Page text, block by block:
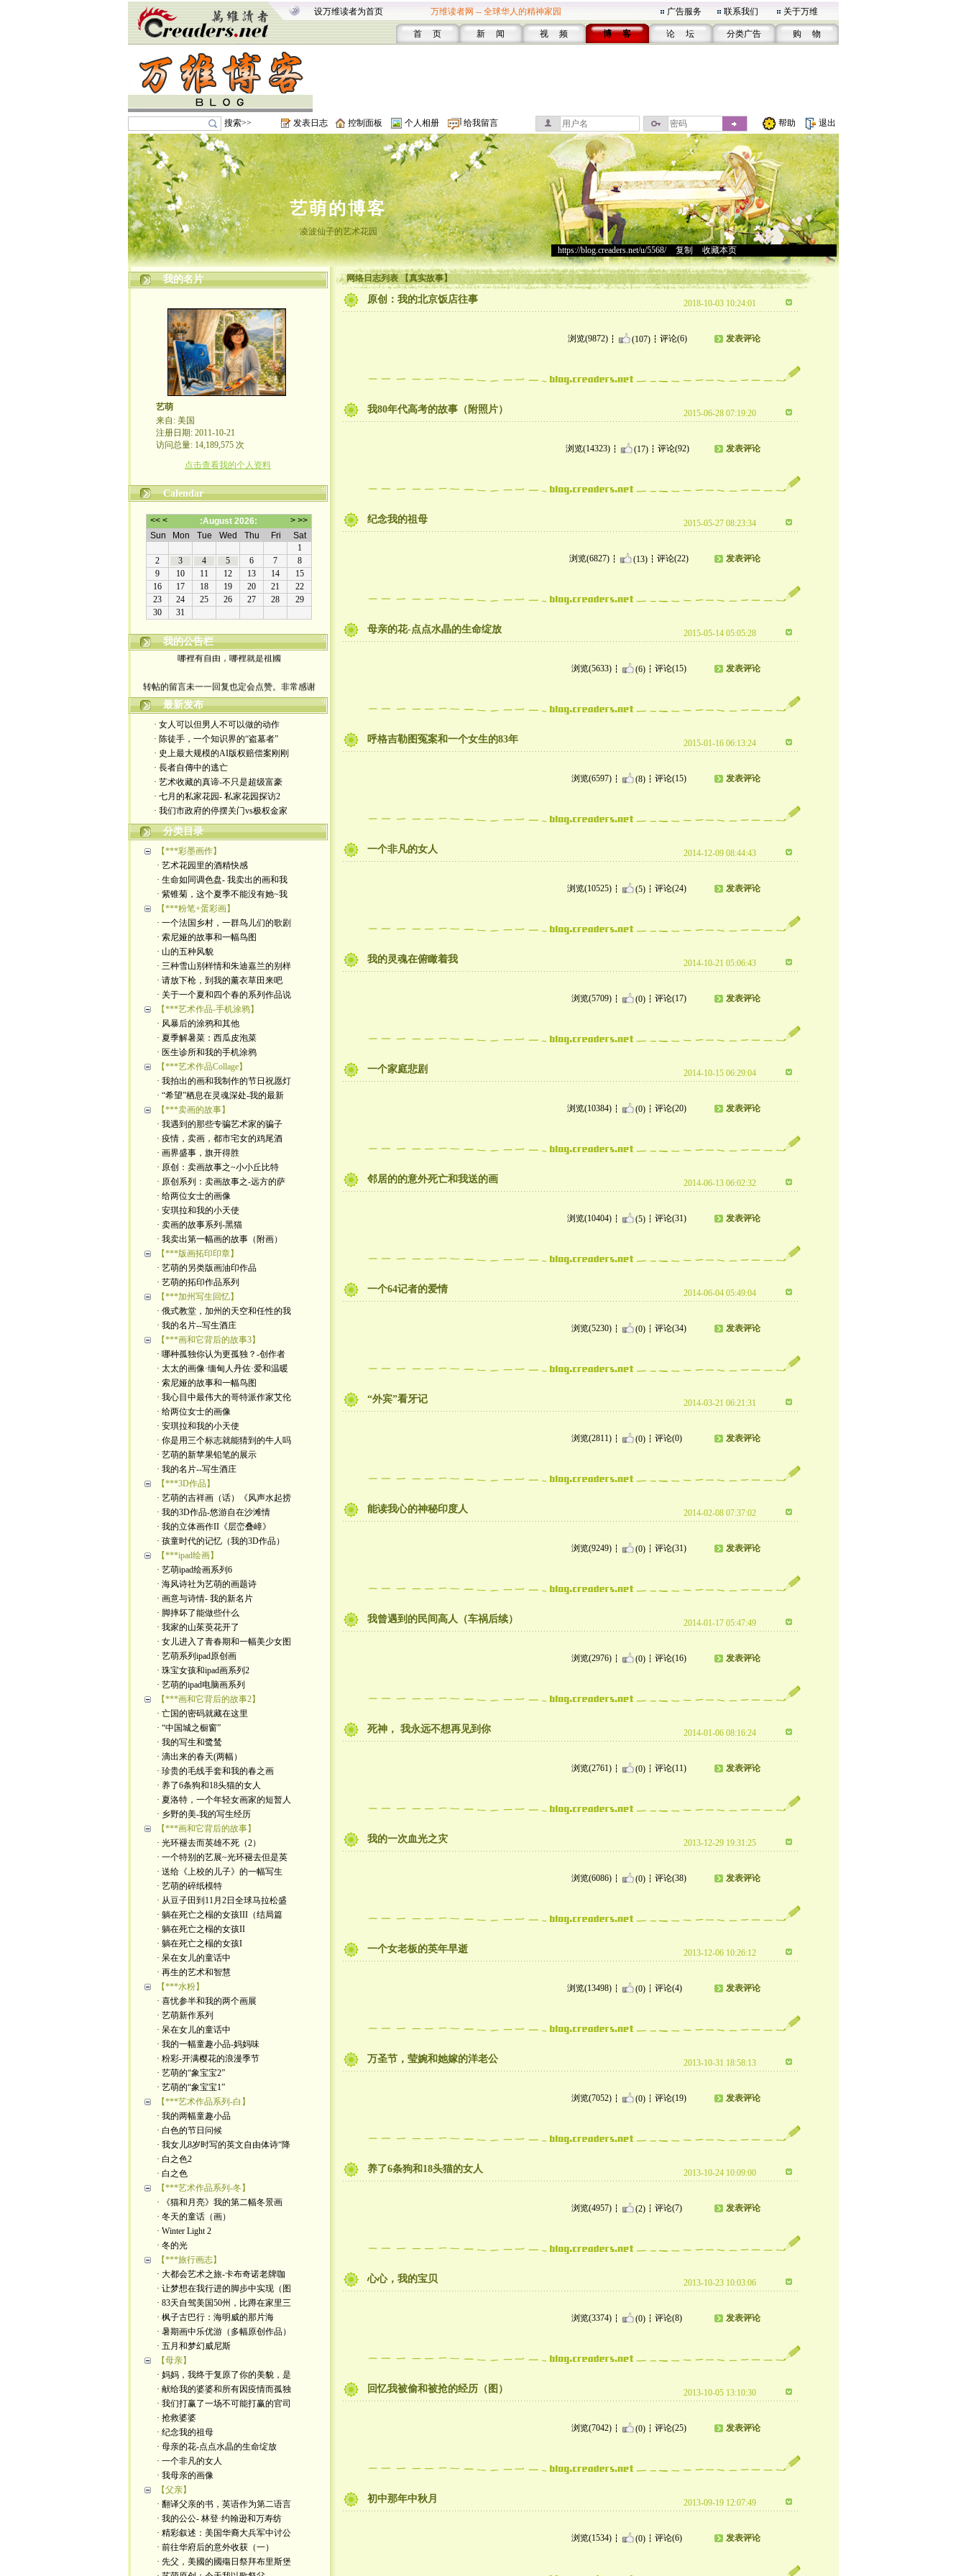
设万维读者为首页 万维读者网 -- 全球华人的精神家园 广告服务 联系我们 关于万维
首 页 新 闻 视 频 博 客 论 坛 分类广告 购 物
搜索>> 发表日志 控制面板 个人相册 给我留言 帮助 退出
艺萌的博客
凌波仙子的艺术花园
https://blog.creaders.net/u/5568/> 复制 收藏本页
我的名片
艺萌
来自: 美国
注册日期: 2011-10-21
访问总量: 14,189,575 次
点击查看我的个人资料
Calendar
我的公告栏
哪裡有自由，哪裡就是祖國
yimengling53@yahoo.com
有意收藏者请私信我，感谢一贯支持
政治转载不一定代表本人意见
艺术博客：https://yimengl.blog
最新发布
· 女人可以但男人不可以做的动作
· 陈徒手，一个知识界的“盗墓者”
· 史上最大规模的AI版权赔偿案刚刚
· 長者自傳中的逃亡
· 艺术收藏的真谛-不只是超级富豪
· 七月的私家花园- 私家花园探访2
· 我们市政府的停摆关门vs极权金家
分类目录
【***彩墨画作】
· 艺术花园里的酒精快感
· 生命如同调色盘- 我卖出的画和我
· 紫锥菊，这个夏季不能没有她~我
【***粉笔+蛋彩画】
· 一个法国乡村，一群鸟儿们的歌剧
· 索尼娅的故事和一幅鸟图
· 山的五种风貌
· 三种雪山别样情和朱迪嘉兰的别样
· 请放下枪，到我的薰衣草田来吧
· 关于一个夏和四个春的系列作品说
【***艺术作品-手机涂鸦】
· 风暴后的涂鸦和其他
· 夏季解暑菜：西瓜皮泡菜
· 医生诊所和我的手机涂鸦
【***艺术作品Collage】
· 我拍出的画和我制作的节日祝愿灯
· “希望”栖息在灵魂深处-我的最新
【***卖画的故事】
· 我遇到的那些专骗艺术家的骗子
· 疫情，卖画，都市宅女的鸡尾酒
· 画界盛事，旗开得胜
· 原创：卖画故事之~小小丘比特
· 原创系列：卖画故事之-远方的萨
· 给两位女士的画像
· 安琪拉和我的小天使
· 卖画的故事系列-黑猫
· 我卖出第一幅画的故事（附画）
【***版画拓印印章】
· 艺萌的另类版画油印作品
· 艺萌的拓印作品系列
【***加州写生回忆】
· 俄式教堂，加州的天空和任性的我
· 我的名片--写生酒庄
【***画和它背后的故事3】
· 哪种孤独你认为更孤独？-创作者
· 太太的画像·缅甸人丹佐·爱和温暖
· 索尼娅的故事和一幅鸟图
· 我心目中最伟大的哥特派作家艾伦
· 给两位女士的画像
· 安琪拉和我的小天使
· 你是用三个标志就能猜到的牛人吗
· 艺萌的新苹果铅笔的展示
· 我的名片--写生酒庄
【***3D作品】
· 艺萌的吉祥画（话）《风声水起捞
· 我的3D作品-悠游自在沙滩情
· 我的立体画作II《层峦叠嶂》
· 孩童时代的记忆（我的3D作品）
【***ipad绘画】
· 艺萌ipad绘画系列6
· 海风诗社为艺萌的画题诗
· 画意与诗情- 我的新名片
· 脚摔坏了能做些什么
· 我家的山茱萸花开了
· 女儿进入了青春期和一幅美少女图
· 艺萌系列ipad原创画
· 珠宝女孩和ipad画系列2
· 艺萌的ipad电脑画系列
【***画和它背后的故事2】
· 亡国的密码就藏在这里
· “中国城之橱窗”
· 我的写生和鹭鸶
· 滴出来的春天(两幅）
· 珍贵的毛线手套和我的春之画
· 养了6条狗和18头猫的女人
· 夏洛特，一个年轻女画家的短暂人
· 乡野的美-我的写生经历
【***画和它背后的故事】
· 光环褪去而英雄不死（2）
· 一个特别的艺展~光环褪去但是英
· 送给《上校的儿子》的一幅写生
· 艺萌的碎纸模特
· 从豆子田到11月2日全球马拉松盛
· 躺在死亡之榻的女孩III（结局篇
· 躺在死亡之榻的女孩II
· 躺在死亡之榻的女孩I
· 呆在女儿的童话中
· 再生的艺术和智慧
【***水粉】
· 喜忧参半和我的两个画展
· 艺萌新作系列
· 呆在女儿的童话中
· 我的一幅童趣小品-妈妈味
· 粉彩-开满樱花的浪漫季节
· 艺萌的“象宝宝2”
· 艺萌的“象宝宝1”
【***艺术作品系列-白】
· 我的两幅童趣小品
· 白色的节日问候
· 我女儿8岁时写的英文自由体诗“降
· 白之色2
· 白之色
【***艺术作品系列-冬】
· 《猫和月亮》我的第二幅冬景画
· 冬天的童话（画）
· Winter Light 2
· 冬的光
【***旅行画志】
· 大都会艺术之旅-卡布奇诺老牌咖
· 让梦想在我行进的脚步中实现（图
· 83天自驾美国50州，比蹲在家里三
· 枫子古巴行：海明威的那片海
· 暑期画中乐优游（多幅原创作品）
· 五月和梦幻威尼斯
【母亲】
· 妈妈，我终于复原了你的美貌，是
· 献给我的婆婆和所有因疫情而孤独
· 我们打赢了一场不可能打赢的官司
· 抢救婆婆
· 纪念我的祖母
· 母亲的花-点点水晶的生命绽放
· 一个非凡的女人
· 我母亲的画像
【父亲】
· 翻译父亲的书，英语作为第二语言
· 我的公公- 林登·约翰逊和万寿纺
· 精彩叙述：美国华裔大兵军中讨公
· 前往华府后的意外收获（一）
· 先父，美國的國殤日祭拜布里斯堡
网络日志列表 【真实故事】
原创：我的北京饭店往事 2018-10-03 10:24:01
浏览(9872) (107) 评论(6) 发表评论
我80年代高考的故事（附照片） 2015-06-28 07:19:20
浏览(14323) (17) 评论(92) 发表评论
纪念我的祖母 2015-05-27 08:23:34
浏览(6827) (13) 评论(22) 发表评论
母亲的花-点点水晶的生命绽放 2015-05-14 05:05:28
浏览(5633) (6) 评论(15) 发表评论
呼格吉勒图冤案和一个女生的83年 2015-01-16 06:13:24
浏览(6597) (8) 评论(15) 发表评论
一个非凡的女人 2014-12-09 08:44:43
浏览(10525) (5) 评论(24) 发表评论
我的灵魂在俯瞰着我 2014-10-21 05:06:43
浏览(5709) (0) 评论(17) 发表评论
一个家庭悲剧 2014-10-15 06:29:04
浏览(10384) (0) 评论(20) 发表评论
邻居的的意外死亡和我送的画 2014-06-13 06:02:32
浏览(10404) (5) 评论(31) 发表评论
一个64记者的爱情 2014-06-04 05:49:04
浏览(5230) (0) 评论(34) 发表评论
“外宾”看牙记 2014-03-21 06:21:31
浏览(2811) (0) 评论(0) 发表评论
能读我心的神秘印度人 2014-02-08 07:37:02
浏览(9249) (0) 评论(31) 发表评论
我曾遇到的民间高人（车祸后续） 2014-01-17 05:47:49
浏览(2976) (0) 评论(16) 发表评论
死神， 我永远不想再见到你 2014-01-06 08:16:24
浏览(2761) (0) 评论(11) 发表评论
我的一次血光之灾 2013-12-29 19:31:25
浏览(6086) (0) 评论(38) 发表评论
一个女老板的英年早逝 2013-12-06 10:26:12
浏览(13498) (0) 评论(4) 发表评论
万圣节，莹婉和她嫁的洋老公 2013-10-31 18:58:13
浏览(7052) (0) 评论(19) 发表评论
养了6条狗和18头猫的女人 2013-10-24 10:09:00
浏览(4957) (2) 评论(7) 发表评论
心心，我的宝贝 2013-10-23 10:03:06
浏览(3374) (0) 评论(8) 发表评论
回忆我被偷和被抢的经历（图） 2013-10-05 13:10:30
浏览(7042) (0) 评论(25) 发表评论
初中那年中秋月 2013-09-19 12:07:49
浏览(1534) (0) 评论(6) 发表评论